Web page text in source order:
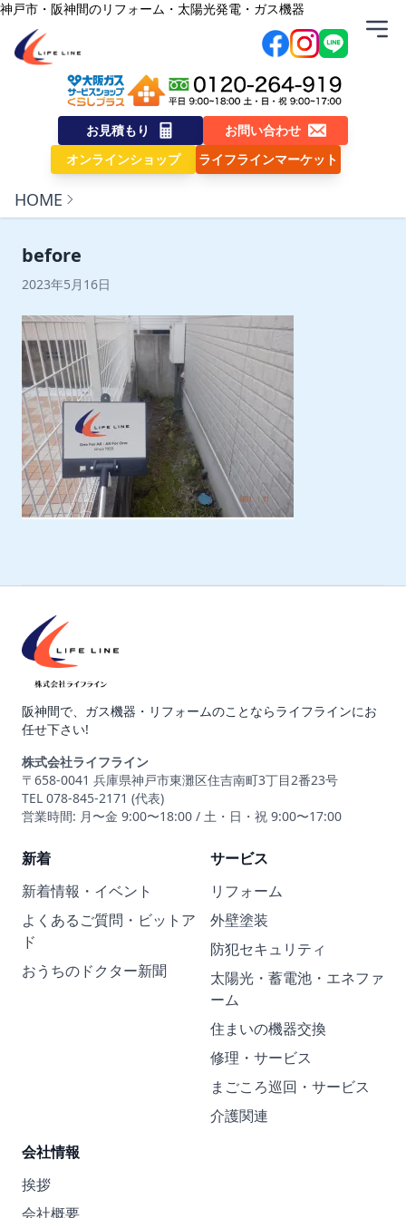
内容をスキップ
神戸市・阪神間のリフォーム・太陽光発電・ガス機器
株式会社ライフライン
お見積もり
お問い合わせ
オンラインショップ
ライフラインマーケット
HOME
before
2023年5月16日
阪神間で、ガス機器・リフォームのことならライフラインにお
任せ下さい!
株式会社ライフライン
〒658-0041 兵庫県神戸市東灘区住吉南町3丁目2番23号
TEL 078-845-2171 (代表)
営業時間: 月〜金 9:00〜18:00 / 土・日・祝 9:00〜17:00
新着
新着情報・イベント
よくあるご質問・ビットア
ド
おうちのドクター新聞
サービス
リフォーム
外壁塗装
防犯セキュリティ
太陽光・蓄電池・エネファ
ーム
住まいの機器交換
修理・サービス
まごころ巡回・サービス
介護関連
会社情報
挨拶
会社概要